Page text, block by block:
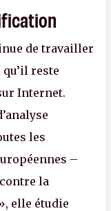
de travailler
reste
Internet.
les
–
la
elle étudie